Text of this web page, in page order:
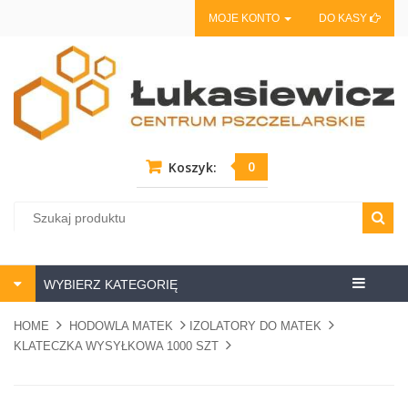
MOJE KONTO DO KASY
Koszyk: 0
Centrum
WYBIERZ KATEGORIĘ
HOME HODOWLA MATEK
IZOLATORY DO MATEK
KLATECZKA WYSYŁKOWA 1000 SZT